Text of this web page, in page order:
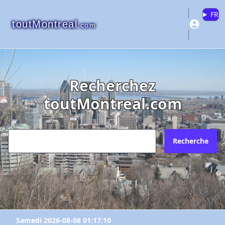
toutMontreal.com
FR
Recherchez
toutMontreal.com
Recherche
Samedi 2026-08-08 01:17:10